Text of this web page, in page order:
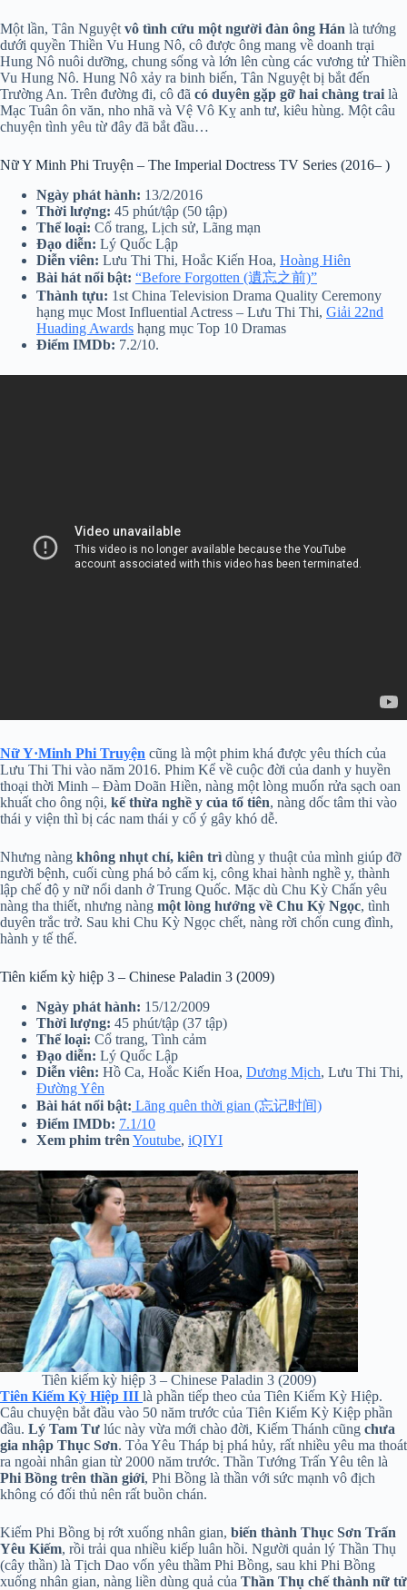
Một lần, Tân Nguyệt vô tình cứu một người đàn ông Hán là tướng
dưới quyền Thiền Vu Hung Nô, cô được ông mang về doanh trại
Hung Nô nuôi dưỡng, chung sống và lớn lên cùng các vương tử Thiền
Vu Hung Nô. Hung Nô xảy ra binh biến, Tân Nguyệt bị bắt đến
Trường An. Trên đường đi, cô đã có duyên gặp gỡ hai chàng trai là
Mạc Tuân ôn văn, nho nhã và Vệ Vô Kỵ anh tư, kiêu hùng. Một câu
chuyện tình yêu từ đây đã bắt đầu…
Nữ Y Minh Phi Truyện – The Imperial Doctress TV Series (2016– )
Ngày phát hành: 13/2/2016
Thời lượng: 45 phút/tập (50 tập)
Thể loại: Cổ trang, Lịch sử, Lãng mạn
Đạo diễn: Lý Quốc Lập
Diễn viên: Lưu Thi Thi, Hoắc Kiến Hoa, Hoàng Hiên
Bài hát nổi bật: “Before Forgotten (遺忘之前)”
Thành tựu: 1st China Television Drama Quality Ceremony
hạng mục Most Influential Actress – Lưu Thi Thi, Giải 22nd
Huading Awards hạng mục Top 10 Dramas
Điểm IMDb: 7.2/10.
Nữ Y·Minh Phi Truyện cũng là một phim khá được yêu thích của
Lưu Thi Thi vào năm 2016. Phim Kể về cuộc đời của danh y huyền
thoại thời Minh – Đàm Doãn Hiền, nàng một lòng muốn rửa sạch oan
khuất cho ông nội, kế thừa nghề y của tổ tiên, nàng dốc tâm thi vào
thái y viện thì bị các nam thái y cố ý gây khó dễ.
Nhưng nàng không nhụt chí, kiên trì dùng y thuật của mình giúp đỡ
người bệnh, cuối cùng phá bỏ cấm kị, công khai hành nghề y, thành
lập chế độ y nữ nổi danh ở Trung Quốc. Mặc dù Chu Kỳ Chấn yêu
nàng tha thiết, nhưng nàng một lòng hướng về Chu Kỳ Ngọc, tình
duyên trắc trở. Sau khi Chu Kỳ Ngọc chết, nàng rời chốn cung đình,
hành y tế thế.
Tiên kiếm kỳ hiệp 3 – Chinese Paladin 3 (2009)
Ngày phát hành: 15/12/2009
Thời lượng: 45 phút/tập (37 tập)
Thể loại: Cổ trang, Tình cảm
Đạo diễn: Lý Quốc Lập
Diễn viên: Hồ Ca, Hoắc Kiến Hoa, Dương Mịch, Lưu Thi Thi,
Đường Yên
Bài hát nổi bật: Lãng quên thời gian (忘记时间)
Điểm IMDb: 7.1/10
Xem phim trên Youtube, iQIYI
Tiên kiếm kỳ hiệp 3 – Chinese Paladin 3 (2009)
Tiên Kiếm Kỳ Hiệp III là phần tiếp theo của Tiên Kiếm Kỳ Hiệp.
Câu chuyện bắt đầu vào 50 năm trước của Tiên Kiếm Kỳ Kiệp phần
đầu. Lý Tam Tư lúc này vừa mới chào đời, Kiếm Thánh cũng chưa
gia nhập Thục Sơn. Tỏa Yêu Tháp bị phá hủy, rất nhiều yêu ma thoát
ra ngoài nhân gian từ 2000 năm trước. Thần Tướng Trấn Yêu tên là
Phi Bồng trên thần giới, Phi Bồng là thần với sức mạnh vô địch
không có đối thủ nên rất buồn chán.
Kiếm Phi Bồng bị rớt xuống nhân gian, biến thành Thục Sơn Trấn
Yêu Kiếm, rồi trải qua nhiều kiếp luân hồi. Người quản lý Thần Thụ
(cây thần) là Tịch Dao vốn yêu thầm Phi Bồng, sau khi Phi Bồng
xuống nhân gian, nàng liền dùng quả của Thần Thụ chế thành nữ tử